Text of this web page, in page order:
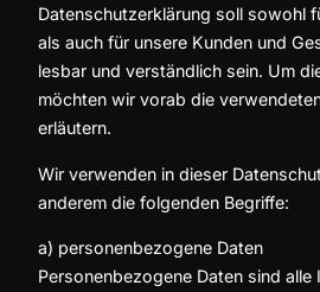
Datenschutzerklärung soll sowohl
als auch für unsere Kunden und
lesbar und verständlich sein. Um
möchten wir vorab die
erläutern.
Wir verwenden in dieser
anderem die folgenden Begriffe:
a) personenbezogene Daten
Personenbezogene Daten sind alle